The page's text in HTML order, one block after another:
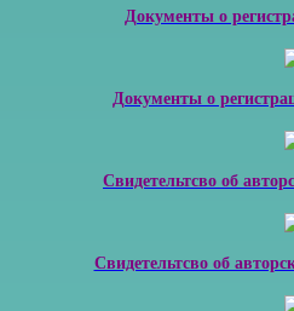
Документы о
Документы о
Свидетельтсво об
Свидетельтсво об